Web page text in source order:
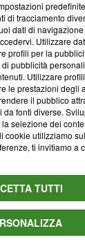
ma ha
effettuato
0690258937
di tracciamento
dati di
Utilizzare
profili per la
pubblicità
Utilizzare
le prestazioni degli
il pubblico
fonti diverse.
selezione dei
cookie utilizziamo
ti invitiamo a
TUTTI